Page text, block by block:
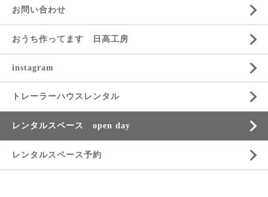
お問い合わせ
おうち作ってます 日高工房
instagram
トレーラーハウスレンタル
レンタルスペース open day
レンタルスペース予約